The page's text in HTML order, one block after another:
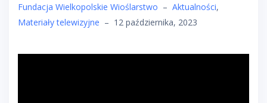
Fundacja Wielkopolskie Wioślarstwo – Aktualności,
Materiały telewizyjne – 12 października, 2023